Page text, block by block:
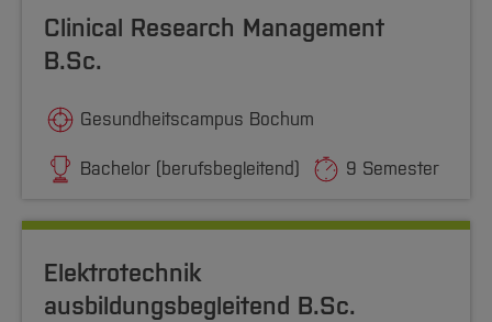
Clinical Research Management
B.Sc.
Gesundheitscampus Bochum
Bachelor (berufsbegleitend) 9 Semester
Elektrotechnik
ausbildungsbegleitend B.Sc.